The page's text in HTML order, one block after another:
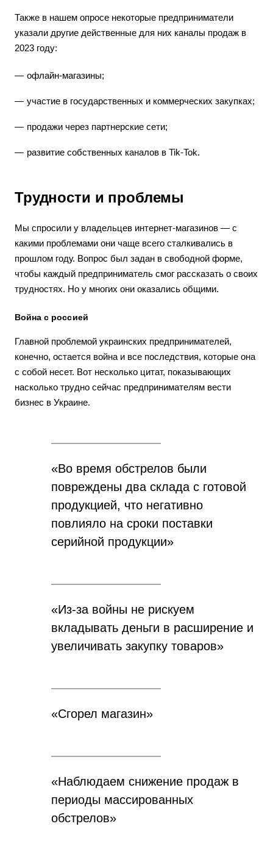
Также в нашем опросе некоторые предприниматели
указали другие действенные для них каналы продаж в
2023 году:
офлайн-магазины;
участие в государственных и коммерческих закупках;
продажи через партнерские сети;
развитие собственных каналов в Tik-Tok.
Трудности и проблемы
Мы спросили у владельцев интернет-магазинов — с
какими проблемами они чаще всего сталкивались в
прошлом году. Вопрос был задан в свободной форме,
чтобы каждый предприниматель смог рассказать о своих
трудностях. Но у многих они оказались общими.
Война с россией
Главной проблемой украинских предпринимателей,
конечно, остается война и все последствия, которые она
с собой несет. Вот несколько цитат, показывающих
насколько трудно сейчас предпринимателям вести
бизнес в Украине.
«Во время обстрелов были
повреждены два склада с готовой
продукцией, что негативно
повлияло на сроки поставки
серийной продукции»
«Из-за войны не рискуем
вкладывать деньги в расширение и
увеличивать закупку товаров»
«Сгорел магазин»
«Наблюдаем снижение продаж в
периоды массированных
обстрелов»